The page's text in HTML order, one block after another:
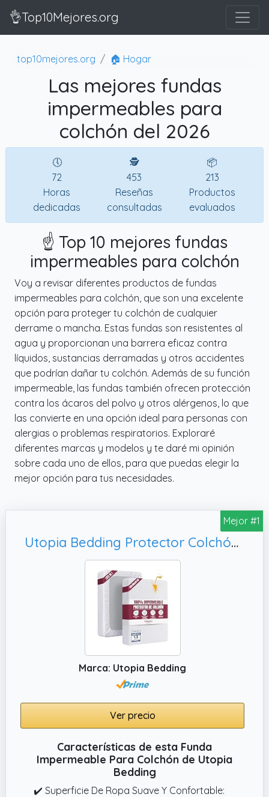
👌Top10Mejores.org
top10mejores.org 🏠 Hogar
Las mejores fundas
impermeables para
colchón del 2026
🕔
72
Horas
dedicadas
🕵
453
Reseñas
consultadas
📦
213
Productos
evaluados
☝️ Top 10 mejores fundas
impermeables para colchón
Voy a revisar diferentes productos de fundas
impermeables para colchón, que son una excelente
opción para proteger tu colchón de cualquier
derrame o mancha. Estas fundas son resistentes al
agua y proporcionan una barrera eficaz contra
líquidos, sustancias derramadas y otros accidentes
que podrían dañar tu colchón. Además de su función
impermeable, las fundas también ofrecen protección
contra los ácaros del polvo y otros alérgenos, lo que
las convierte en una opción ideal para personas con
alergias o problemas respiratorios. Exploraré
diferentes marcas y modelos y te daré mi opinión
sobre cada uno de ellos, para que puedas elegir la
mejor opción para tus necesidades.
Mejor #1
Utopia Bedding Protector Colchón 135 x 190 x 40 cm Impermeable, Elástico En Todo El Contorno
Marca: Utopia Bedding
Ver precio
Características de esta Funda
Impermeable Para Colchón de Utopia
Bedding
✔️ Superficie De Ropa Suave Y Confortable: